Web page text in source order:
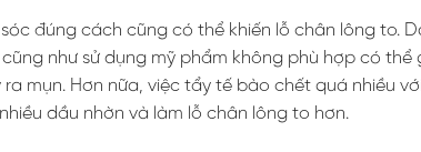
đúng cách cũng có thể khiến lỗ chân lông to.
như sử dụng mỹ phẩm không phù hợp có thể
mụn. Hơn nữa, việc tẩy tế bào chết quá nhiều
dầu nhờn và làm lỗ chân lông to hơn.